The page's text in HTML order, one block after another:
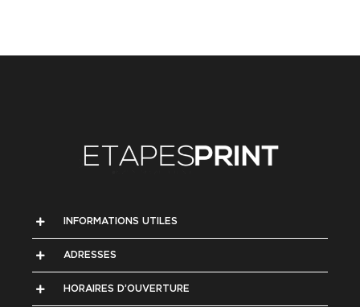
INFORMATIONS UTILES
ADRESSES
HORAIRES D’OUVERTURE